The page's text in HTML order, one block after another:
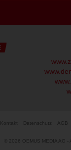
Kontakt Datenschutz AGB
© 2026 OEMUS MEDIA AG